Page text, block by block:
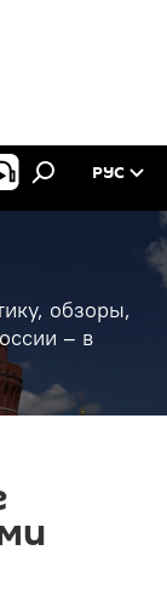
РУС
обзоры,
– в